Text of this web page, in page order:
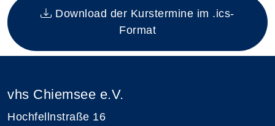
Download der Kurstermine im .ics-
Format
vhs Chiemsee e.V.
Hochfellnstraße 16